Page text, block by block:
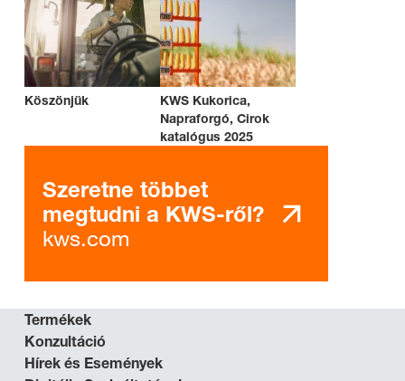
Köszönjük
KWS Kukorica,
Napraforgó, Cirok
katalógus 2025
Szeretne többet
megtudni a KWS-ről?
kws.com
Termékek
Konzultáció
Hírek és Események